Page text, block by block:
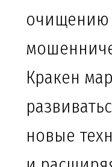
очищению
Кракен
новые